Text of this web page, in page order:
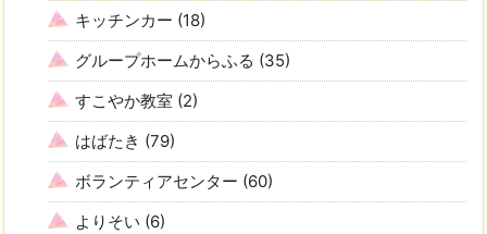
キッチンカー (18)
グループホームからふる (35)
すこやか教室 (2)
はばたき (79)
ボランティアセンター (60)
よりそい (6)